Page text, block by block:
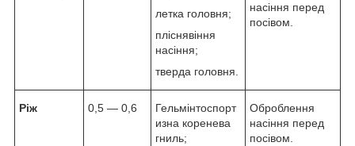
летка головня;
пліснявіння
насіння;
тверда головня.
насіння перед
посівом.
Ріж 0,5 — 0,6
Гельмінтоспорт
изна коренева
гниль;
Оброблення
насіння перед
посівом.